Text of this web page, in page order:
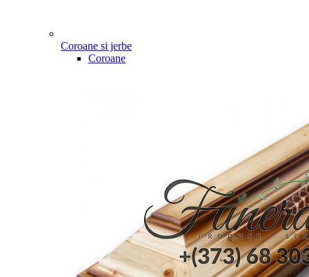
Coroane si jerbe
Coroane